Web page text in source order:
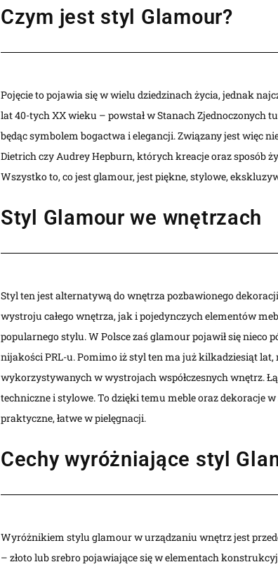
Katalog
Czym jest styl Glamour?
Pojęcie to pojawia się w wielu dziedzinach życia, jednak
lat 40-tych XX wieku – powstał w Stanach
będąc symbolem bogactwa i elegancji. Związany jest więc
Dietrich czy Audrey Hepburn, których kreacje oraz sposób
Wszystko to, co jest glamour, jest piękne, stylowe,
Styl Glamour we wnętrzach
Styl ten jest alternatywą do wnętrza pozbawionego
wystroju całego wnętrza, jak i pojedynczych elementów
popularnego stylu. W Polsce zaś glamour pojawił się
nijakości PRL-u. Pomimo iż styl ten ma już kilkadziesiąt
wykorzystywanych w wystrojach współczesnych wnętrz.
techniczne i stylowe. To dzięki temu meble oraz dekoracje
praktyczne, łatwe w pielęgnacji.
Cechy wyróżniające styl
Wyróżnikiem stylu glamour w urządzaniu wnętrz jest
– złoto lub srebro pojawiające się w elementach